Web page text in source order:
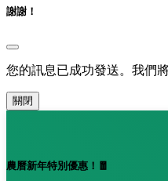
謝謝！
您的訊息已成功發送。我們
關閉
農曆新年特別優惠！🧧